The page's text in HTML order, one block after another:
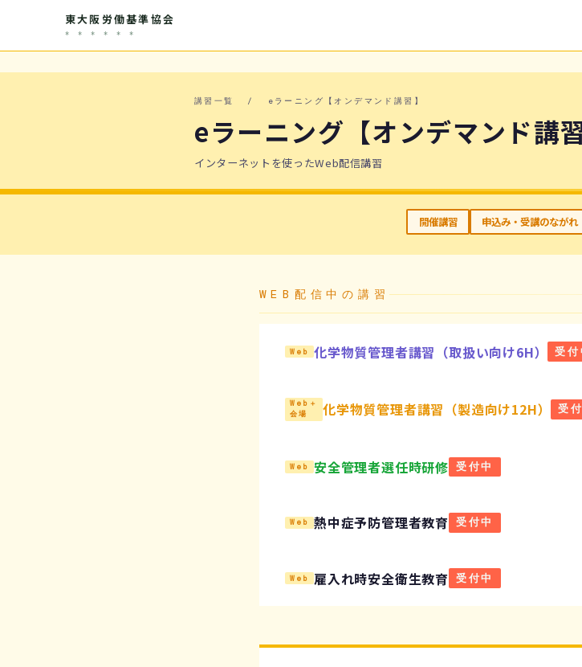
東大阪労働基準協会
* * * * * *
講習一覧 / eラーニング【オンデマンド講習】
eラーニング【オンデマンド講習
インターネットを使ったWeb配信講習
開催講習 申込み・受講のながれ
WEB配信中の講習
Web 化学物質管理者講習（取扱い向け6H） 受付
Web＋
会場
化学物質管理者講習（製造向け12H） 受
Web 安全管理者選任時研修 受付中
Web 熱中症予防管理者教育 受付中
Web 雇入れ時安全衛生教育 受付中